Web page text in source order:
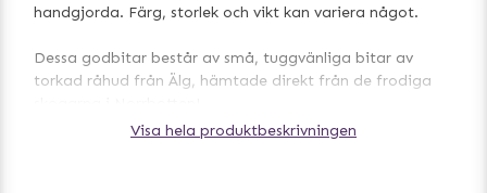
handgjorda. Färg, storlek och vikt kan variera något.
Dessa godbitar består av små, tuggvänliga bitar av
torkad råhud från Älg, hämtade direkt från de frodiga
Visa hela produktbeskrivningen